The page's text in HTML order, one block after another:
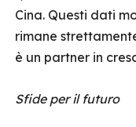
Cina. Questi dati
rimane
è un partner in
Sfide per il futuro